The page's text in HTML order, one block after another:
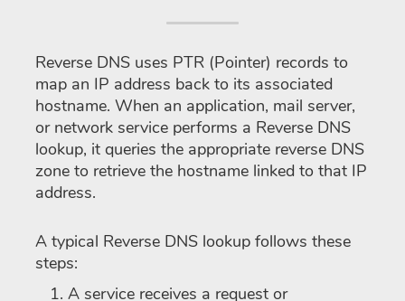
Reverse DNS uses PTR (Pointer) records to
map an IP address back to its associated
hostname. When an application, mail server,
or network service performs a Reverse DNS
lookup, it queries the appropriate reverse DNS
zone to retrieve the hostname linked to that IP
address.
A typical Reverse DNS lookup follows these
steps:
A service receives a request or